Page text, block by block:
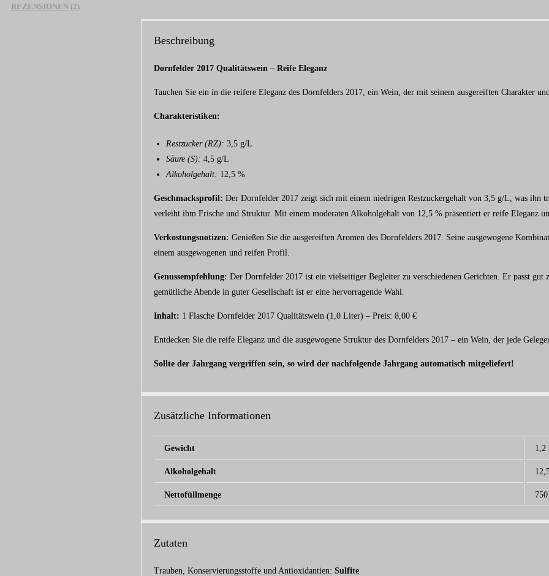
REZENSIONEN (2)
Beschreibung
Dornfelder 2017 Qualitätswein – Reife Eleganz
Tauchen Sie ein in die reifere Eleganz des Dornfelders 2017, ein Wein, der mit seinem ausgereiften Charakter
Charakteristiken:
Restzucker (RZ): 3,5 g/L
Säure (S): 4,5 g/L
Alkoholgehalt: 12,5 %
Geschmacksprofil: Der Dornfelder 2017 zeigt sich mit einem niedrigen Restzuckergehalt von 3,5 g/L, was ihn
verleiht ihm Frische und Struktur. Mit einem moderaten Alkoholgehalt von 12,5 % präsentiert er reife Eleganz
Verkostungsnotizen: Genießen Sie die ausgereiften Aromen des Dornfelders 2017. Seine ausgewogene
einem ausgewogenen und reifen Profil.
Genussempfehlung: Der Dornfelder 2017 ist ein vielseitiger Begleiter zu verschiedenen Gerichten. Er passt
gemütliche Abende in guter Gesellschaft ist er eine hervorragende Wahl.
Inhalt: 1 Flasche Dornfelder 2017 Qualitätswein (1,0 Liter) – Preis: 8,00 €
Entdecken Sie die reife Eleganz und die ausgewogene Struktur des Dornfelders 2017 – ein Wein, der jede
Sollte der Jahrgang vergriffen sein, so wird der nachfolgende Jahrgang automatisch mitgeliefert!
Zusätzliche Informationen
Gewicht 1,2
Alkoholgehalt
Nettofüllmenge
Zutaten
Trauben, Konservierungsstoffe und Antioxidantien: Sulfite